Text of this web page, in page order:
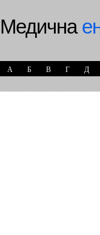
Медична
А Б В Г Д